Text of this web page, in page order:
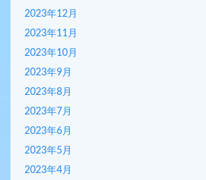
2023年12月
2023年11月
2023年10月
2023年9月
2023年8月
2023年7月
2023年6月
2023年5月
2023年4月